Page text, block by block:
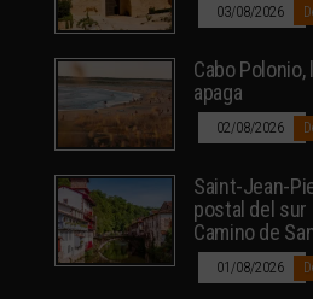
03/08/2026
Cabo
apaga
02/08/2026
Saint-Jean-
postal del sur
Camino de
01/08/2026